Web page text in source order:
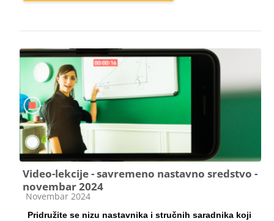
Video-lekcije - savremeno nastavno sredstvo -
novembar 2024
Категорија курса
Novembar 2024
Pridružite se nizu nastavnika i stručnih saradnika koji